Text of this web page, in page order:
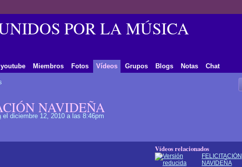
POR LA MÚSICA
Miembros Fotos Vídeos Grupos Blogs Notas Chat
NAVIDEÑA
el diciembre 12, 2010 a las 8:46pm
Vídeos relacionados
FELICITACIÓN
NAVIDEÑA